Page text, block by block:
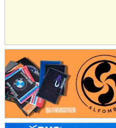
Humboldt (Santa Fe)
NORESTE SANTAFESINO - F6
Ciudad de Avellaneda (Asfalto)
Avellaneda (Santa Fe)
SUR SANTAFESINO - F4
José Samuel Sánchez (Tierra)
Rufino (Santa Fe)